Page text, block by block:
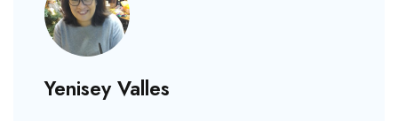
Yenisey Valles